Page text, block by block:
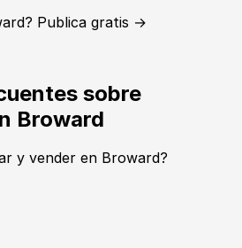
Publica gratis →
sobre
Broward
y vender en Broward?